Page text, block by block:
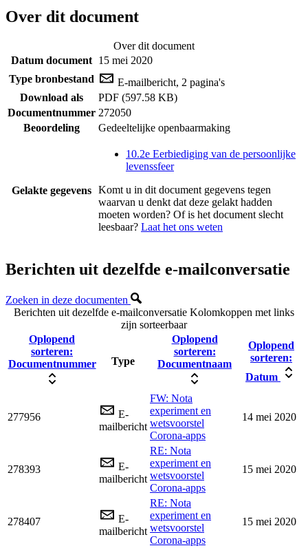
Over dit document
Over dit document
Datum document 15 mei 2020
Type bronbestand
E-mailbericht, 2 pagina's
Download als
PDF (597.58 KB)
Documentnummer 272050
Beoordeling
Gedeeltelijke openbaarmaking
Gelakte gegevens
10.2e Eerbiediging van de persoonlijke
levenssfeer
Komt u in dit document gegevens tegen
waarvan u denkt dat deze gelakt hadden
moeten worden? Of is het document slecht
leesbaar? Laat het ons weten
Berichten uit dezelfde e-mailconversatie
Zoeken in deze documenten
Berichten uit dezelfde e-mailconversatie Kolomkoppen met links
zijn sorteerbaar
Oplopend
sorteren:
Documentnummer
Type
Oplopend
sorteren:
Documentnaam
Oplopend
sorteren:
Datum
277956
E-
mailbericht
FW: Nota
experiment en
wetsvoorstel
Corona-apps
14 mei 2020
278393
E-
mailbericht
RE: Nota
experiment en
wetsvoorstel
Corona-apps
15 mei 2020
278407
E-
mailbericht
RE: Nota
experiment en
wetsvoorstel
Corona-apps
15 mei 2020